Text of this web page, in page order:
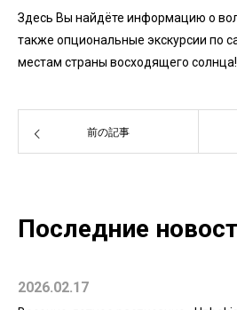
Здесь Вы найдёте информацию о
также опциональные экскурсии по
местам страны восходящего солнца!
前の記事
Последние
2026.02.17